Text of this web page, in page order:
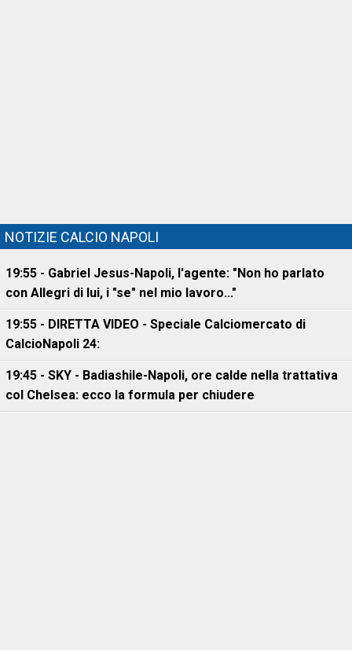
NOTIZIE CALCIO NAPOLI
19:55 - Gabriel Jesus-Napoli, l'agente: "Non ho parlato
con Allegri di lui, i "se" nel mio lavoro..."
19:55 - DIRETTA VIDEO - Speciale Calciomercato di
CalcioNapoli 24:
19:45 - SKY - Badiashile-Napoli, ore calde nella trattativa
col Chelsea: ecco la formula per chiudere